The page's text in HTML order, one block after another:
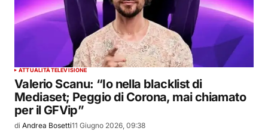
ATTUALITÀTELEVISIONE
Valerio Scanu: “Io nella blacklist di
Mediaset; Peggio di Corona, mai chiamato
per il GFVip”
di Andrea Bosetti11 Giugno 2026, 09:38